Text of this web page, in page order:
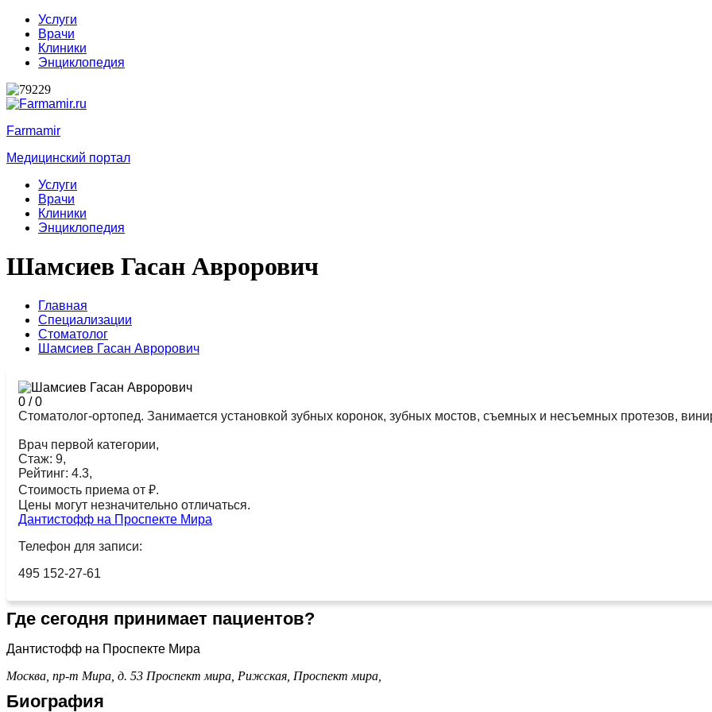
Услуги
Врачи
Клиники
Энциклопедия
Farmamir
Медицинский портал
Услуги
Врачи
Клиники
Энциклопедия
Шамсиев Гасан Аврорович
Главная
Специализации
Стоматолог
Шамсиев Гасан Аврорович
0 /0
Стоматолог-ортопед. Занимается установкой зубных коронок, зубных мостов, съемных и несъемных протезов,
Врач первой категории,
Стаж: 9,
Рейтинг: 4.3,
Стоимость приема от ₽.
Цены могут незначительно отличаться.
Дантистофф на Проспекте Мира
Телефон для записи:
495 152-27-61
Где сегодня принимает пациентов?
Дантистофф на Проспекте Мира
Москва, пр-т Мира, д. 53 Проспект мира, Рижская, Проспект мира,
Биография